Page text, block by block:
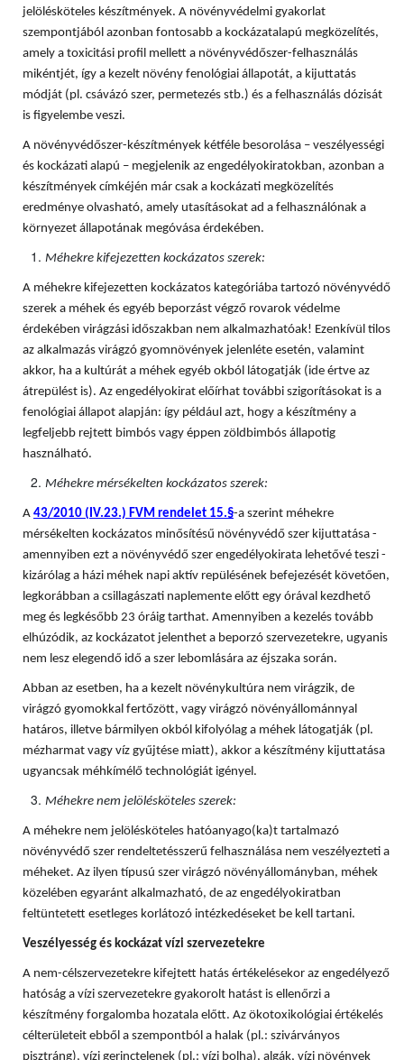
jelölésköteles készítmények. A növényvédelmi gyakorlat
szempontjából azonban fontosabb a kockázatalapú megközelítés,
amely a toxicitási profil mellett a növényvédőszer-felhasználás
mikéntjét, így a kezelt növény fenológiai állapotát, a kijuttatás
módját (pl. csávázó szer, permetezés stb.) és a felhasználás dózisát
is figyelembe veszi.
A növényvédőszer-készítmények kétféle besorolása – veszélyességi
és kockázati alapú – megjelenik az engedélyokiratokban, azonban a
készítmények címkéjén már csak a kockázati megközelítés
eredménye olvasható, amely utasításokat ad a felhasználónak a
környezet állapotának megóvása érdekében.
Méhekre kifejezetten kockázatos szerek:
A méhekre kifejezetten kockázatos kategóriába tartozó növényvédő
szerek a méhek és egyéb beporzást végző rovarok védelme
érdekében virágzási időszakban nem alkalmazhatóak! Ezenkívül tilos
az alkalmazás virágzó gyomnövények jelenléte esetén, valamint
akkor, ha a kultúrát a méhek egyéb okból látogatják (ide értve az
átrepülést is). Az engedélyokirat előírhat további szigorításokat is a
fenológiai állapot alapján: így például azt, hogy a készítmény a
legfeljebb rejtett bimbós vagy éppen zöldbimbós állapotig
használható.
Méhekre mérsékelten kockázatos szerek:
A 43/2010 (IV.23.) FVM rendelet 15.§-a szerint méhekre
mérsékelten kockázatos minősítésű növényvédő szer kijuttatása -
amennyiben ezt a növényvédő szer engedélyokirata lehetővé teszi -
kizárólag a házi méhek napi aktív repülésének befejezését követően,
legkorábban a csillagászati naplemente előtt egy órával kezdhető
meg és legkésőbb 23 óráig tarthat. Amennyiben a kezelés tovább
elhúzódik, az kockázatot jelenthet a beporzó szervezetekre, ugyanis
nem lesz elegendő idő a szer lebomlására az éjszaka során.
Abban az esetben, ha a kezelt növénykultúra nem virágzik, de
virágzó gyomokkal fertőzött, vagy virágzó növényállománnyal
határos, illetve bármilyen okból kifolyólag a méhek látogatják (pl.
mézharmat vagy víz gyűjtése miatt), akkor a készítmény kijuttatása
ugyancsak méhkímélő technológiát igényel.
Méhekre nem jelölésköteles szerek:
A méhekre nem jelölésköteles hatóanyago(ka)t tartalmazó
növényvédő szer rendeltetésszerű felhasználása nem veszélyezteti a
méheket. Az ilyen típusú szer virágzó növényállományban, méhek
közelében egyaránt alkalmazható, de az engedélyokiratban
feltüntetett esetleges korlátozó intézkedéseket be kell tartani.
Veszélyesség és kockázat vízi szervezetekre
A nem-célszervezetekre kifejtett hatás értékelésekor az engedélyező
hatóság a vízi szervezetekre gyakorolt hatást is ellenőrzi a
készítmény forgalomba hozatala előtt. Az ökotoxikológiai értékelés
célterületeit ebből a szempontból a halak (pl.: szivárványos
pisztráng), vízi gerinctelenek (pl.: vízi bolha), algák, vízi növények